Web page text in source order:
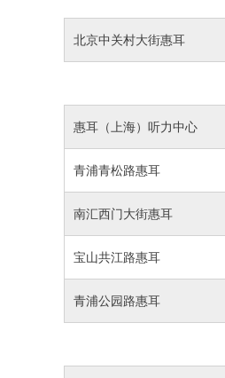
北京中关村大街惠耳
惠耳（上海）听力中心
青浦青松路惠耳
南汇西门大街惠耳
宝山共江路惠耳
青浦公园路惠耳